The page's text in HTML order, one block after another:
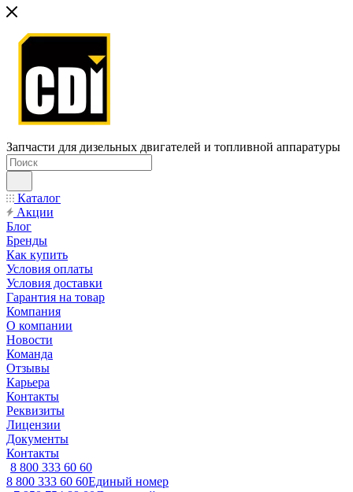
Запчасти для дизельных двигателей и топливной аппаратуры
Каталог
Акции
Блог
Бренды
Как купить
Условия оплаты
Условия доставки
Гарантия на товар
Компания
О компании
Новости
Команда
Отзывы
Карьера
Контакты
Реквизиты
Лицензии
Документы
Контакты
8 800 333 60 60
8 800 333 60 60Единый номер